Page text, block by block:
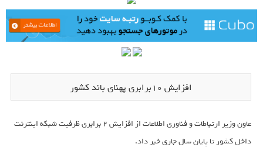
افزایش 10برابری پهنای باند کشور
عاون وزیر ارتباطات و فناوری اطلاعات از افزایش 2 برابری ظرفیت شبکه اینترنت
داخل کشور تا پایان سال جاری خبر داد.